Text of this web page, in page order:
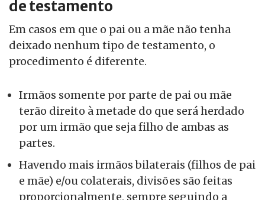
de testamento
Em casos em que o pai ou a mãe não tenha
deixado nenhum tipo de testamento, o
procedimento é diferente.
Irmãos somente por parte de pai ou mãe
terão direito à metade do que será herdado
por um irmão que seja filho de ambas as
partes.
Havendo mais irmãos bilaterais (filhos de pai
e mãe) e/ou colaterais, divisões são feitas
proporcionalmente, sempre seguindo a